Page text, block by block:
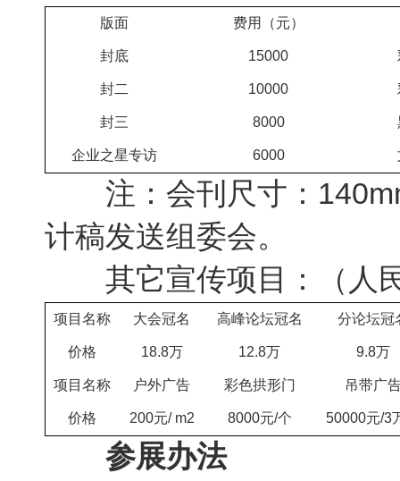
版面 费用（元）
封底 15000
封二 10000
封三 8000
企业之星专访 6000
注：会刊尺寸：
计稿发送组委会。
其它宣传项目：（人
项目名称 大会冠名 高峰论坛冠名 分论坛冠
价格 18.8万 12.8万 9.8万
项目名称 户外广告 彩色拱形门 吊带广
价格 200元/ m2 8000元/个 50000元/3
参展办法